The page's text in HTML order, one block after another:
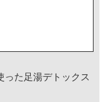
った足湯デトックス